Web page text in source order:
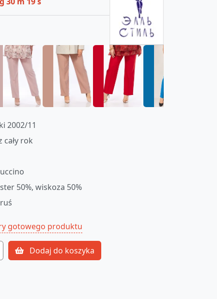
2002/11
cały rok
50%, wiskoza 50%
gotowego produktu
Dodaj do koszyka